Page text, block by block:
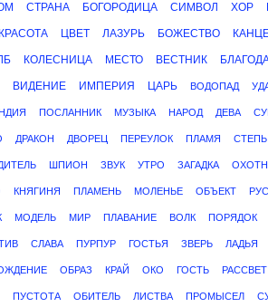
СТРАНА БОГОРОДИЦА СИМВОЛ ХОР
КРАСОТА ЦВЕТ ЛАЗУРЬ БОЖЕСТВО
КОЛЕСНИЦА МЕСТО ВЕСТНИК
ВИДЕНИЕ ИМПЕРИЯ ЦАРЬ ВОДОПАД
ПОСЛАННИК МУЗЫКА НАРОД ДЕВА
ДРАКОН ДВОРЕЦ ПЕРЕУЛОК ПЛАМЯ СТЕПЬ
ШПИОН ЗВУК УТРО ЗАГАДКА
КНЯГИНЯ ПЛАМЕНЬ МОЛЕНЬЕ ОБЪЕКТ
МОДЕЛЬ МИР ПЛАВАНИЕ ВОЛК ПОРЯДОК
СЛАВА ПУРПУР ГОСТЬЯ ЗВЕРЬ ЛАДЬЯ
ОБРАЗ КРАЙ ОКО ГОСТЬ РАССВЕТ
ПУСТОТА ОБИТЕЛЬ ЛИСТВА ПРОМЫСЕЛ